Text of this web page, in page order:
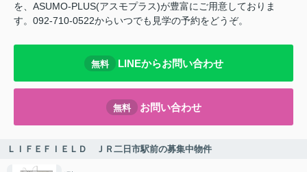
を、ASUMO-PLUS(アスモプラス)が豊富にご用意しておりま
す。092-710-0522からいつでも見学の予約をどうぞ。
無料 LINEからお問い合わせ
無料 お問い合わせ
ＬＩＦＥＦＩＥＬＤ ＪＲ二日市駅前の募集中物件